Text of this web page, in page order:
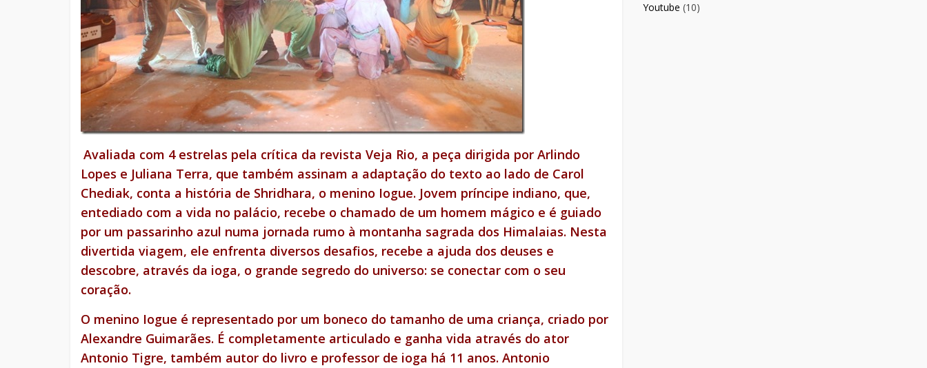
Avaliada com 4 estrelas pela crítica da revista Veja Rio, a peça dirigida por Arlindo
Lopes e Juliana Terra, que também assinam a adaptação do texto ao lado de Carol
Chediak, conta a história de Shridhara, o menino Iogue. Jovem príncipe indiano, que,
entediado com a vida no palácio, recebe o chamado de um homem mágico e é guiado
por um passarinho azul numa jornada rumo à montanha sagrada dos Himalaias. Nesta
divertida viagem, ele enfrenta diversos desafios, recebe a ajuda dos deuses e
descobre, através da ioga, o grande segredo do universo: se conectar com o seu
coração.
O menino Iogue é representado por um boneco do tamanho de uma criança, criado por
Alexandre Guimarães. É completamente articulado e ganha vida através do ator
Antonio Tigre, também autor do livro e professor de ioga há 11 anos. Antonio
Youtube (10)